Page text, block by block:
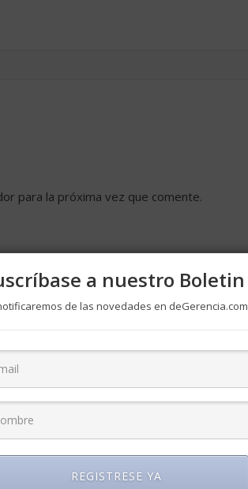
para la próxima vez que comente.
los datos de tus comentarios .
a nuestro Boletin
de las novedades en deGerencia.com
REGISTRESE YA